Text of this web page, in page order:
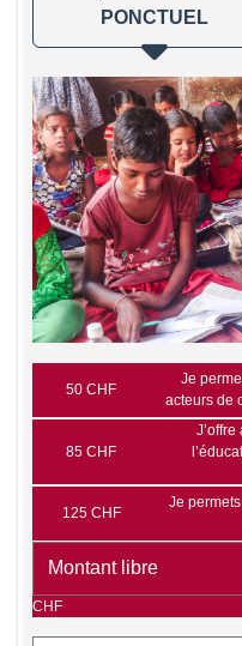
PONCTUEL
50 CHF
Je
acteurs de
85 CHF
125 CHF
Je
CHF